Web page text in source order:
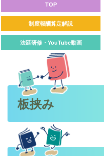
TOP
制度報酬算定解説
法廷研修・YouTube動画
板挟み